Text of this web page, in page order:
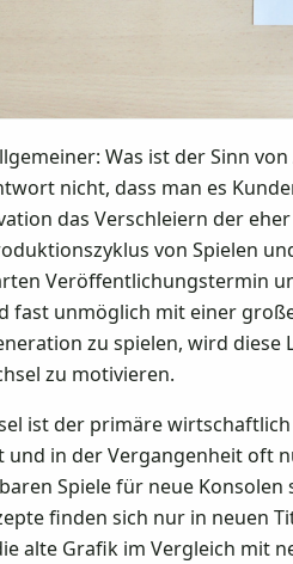
Was ist der Sinn
nicht, dass man es
das Verschleiern der
von Spielen
Veröffentlichungstermin
fast unmöglich mit einer
zu spielen, wird
zu motivieren.
ist der primäre
und in der Vergangenheit oft
Spiele für neue
finden sich nur in neuen
alte Grafik im Vergleich mit